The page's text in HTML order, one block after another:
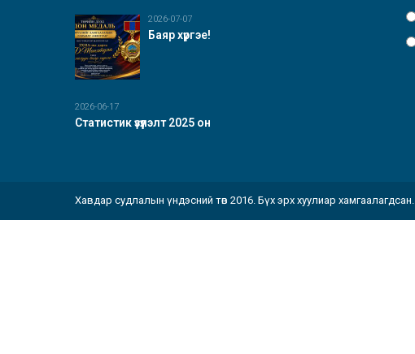
2026-07-07
Баяр хүргэе!
2026-06-17
Статистик үзүүлэлт 2025 он
Хавдар судлалын үндэсний төв 2016. Бүх эрх хуулиар хамгаалагдсан.